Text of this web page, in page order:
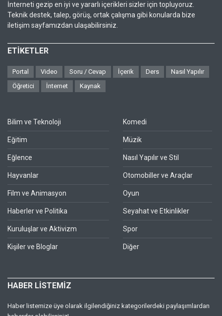
İnterneti gezip en iyi ve yararlı içerikleri sizler için topluyoruz.
Teknik destek, talep, görüş, ortak çalışma gibi konularda bize
iletişim sayfamızdan ulaşabilirsiniz.
ETİKETLER
Portal Video Soru / Cevap İçerik Ders
Nasıl Yapılır
Öğretici
İnternet Kaynak
Bilim ve Teknoloji
Eğitim
Eğlence
Hayvanlar
Film ve Animasyon
Haberler ve Politika
Kuruluşlar ve Aktivizm
Kişiler ve Bloglar
Komedi
Müzik
Nasıl Yapılır ve Stil
Otomobiller ve Araçlar
Oyun
Seyahat ve Etkinlikler
Spor
Diğer
HABER LİSTEMİZ
Haber listemize üye olarak ilgilendiğiniz kategorilerdeki paylaşımlardan